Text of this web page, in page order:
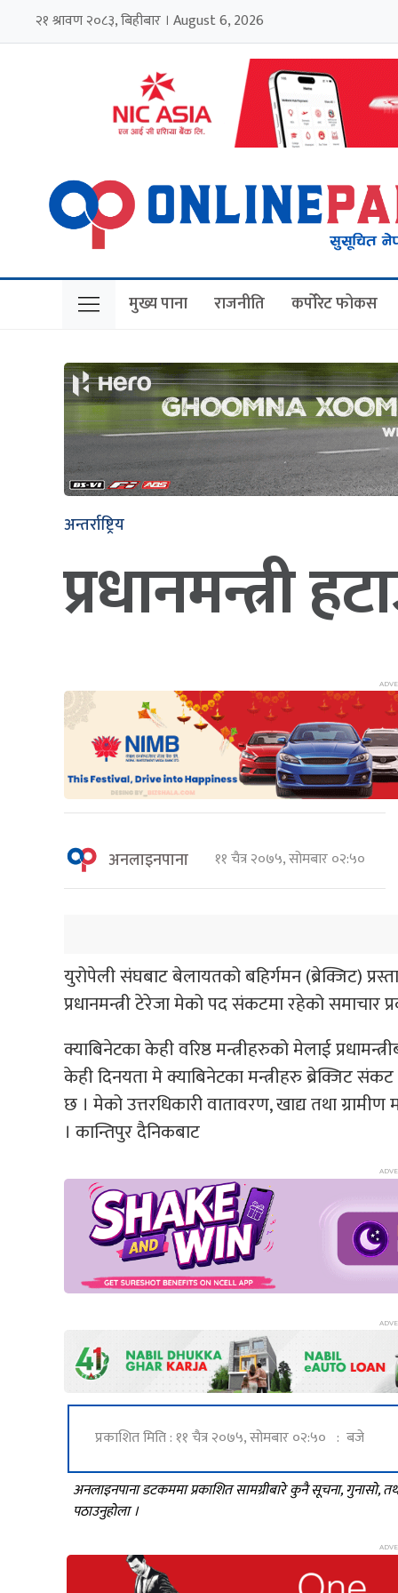
२१ श्रावण २०८३, बिहीबार । August 6, 2026
मुख्य पाना राजनीति कर्पोरेट फोकस
अन्तर्राष्ट्रिय
प्रधानमन्त्री
अनलाइनपाना ११ चैत्र २०७५, सोमबार ०२:५०
युरोपेली संघबाट बेलायतको बहिर्गमन (ब्रेक्जिट)
प्रधानमन्त्री टेरेजा मेको पद संकटमा रहेको
क्याबिनेटका केही वरिष्ठ मन्त्रीहरुको मेलाई
केही दिनयता मे क्याबिनेटका मन्त्रीहरु ब्रेक्जिट
छ । मेको उत्तरधिकारी वातावरण, खाद्य तथा
। कान्तिपुर दैनिकबाट
प्रकाशित मिति : ११ चैत्र २०७५, सोमबार ०२:५० : बजे
अनलाइनपाना डटकममा प्रकाशित सामग्रीबारे कुनै सूचना, गुनासो,
पठाउनुहोला ।